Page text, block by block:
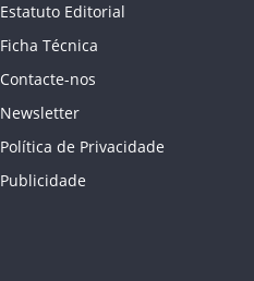
Estatuto Editorial
Ficha Técnica
Contacte-nos
Newsletter
Política de Privacidade
Publicidade